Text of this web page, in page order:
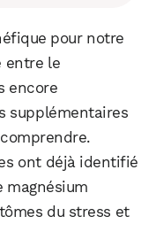
pour notre
entre le
encore
supplémentaires
ont déjà identifié
magnésium
du stress et